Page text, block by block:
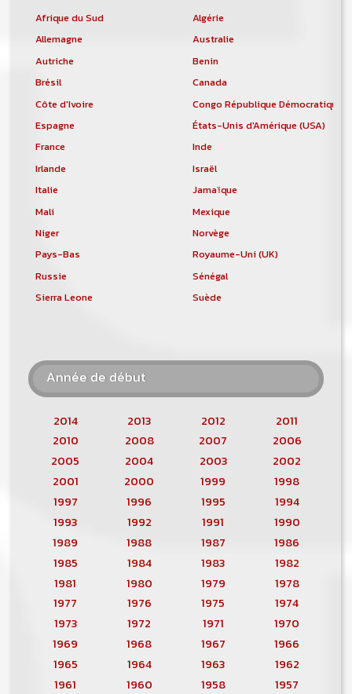
Afrique du Sud
Algérie
Allemagne
Australie
Autriche
Benin
Brésil
Canada
Côte d'Ivoire
Congo République Démocratique
Espagne
États-Unis d'Amérique (USA)
France
Inde
Irlande
Israël
Italie
Jamaïque
Mali
Mexique
Niger
Norvège
Pays-Bas
Royaume-Uni (UK)
Russie
Sénégal
Sierra Leone
Suède
Année de début
2014 2013 2012
2011
2010
2008 2007
2006
2005
2004 2003
2002
2001
2000 1999
1998
1997
1996 1995
1994
1993
1992 1991
1990
1989
1988 1987
1986
1985
1984 1983
1982
1981
1980 1979
1978
1977
1976 1975
1974
1973
1972 1971
1970
1969
1968 1967
1966
1965
1964 1963
1962
1961
1960 1958
1957